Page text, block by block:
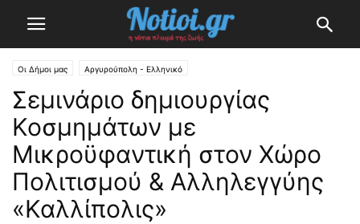
Οι Δήμοι μας Αργυρούπολη - Ελληνικό
Σεμινάριο δημιουργίας
Κοσμημάτων με
Μικροϋφαντική στον Χώρο
Πολιτισμού & Αλληλεγγύης
«Καλλίπολις»